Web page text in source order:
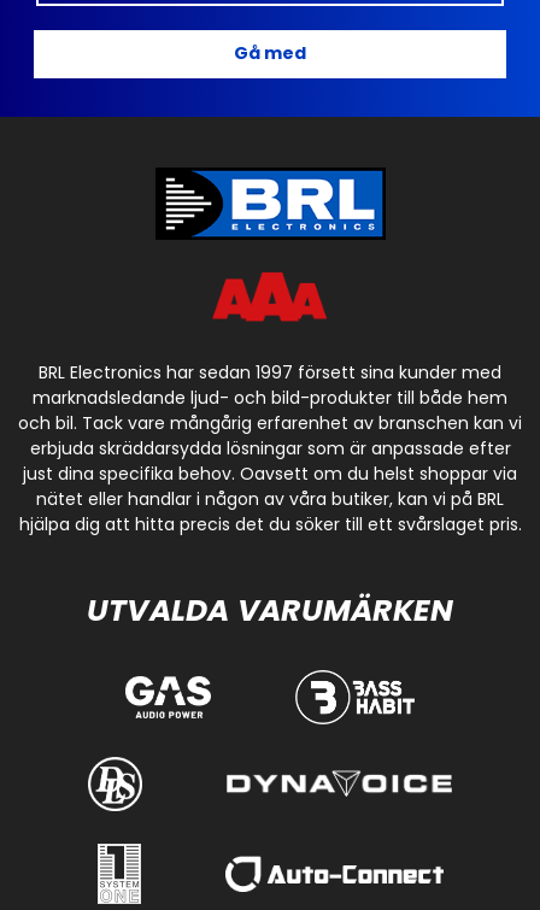
Gå med
BRL Electronics har sedan 1997 försett sina kunder med
marknadsledande ljud- och bild-produkter till både hem
och bil. Tack vare mångårig erfarenhet av branschen kan vi
erbjuda skräddarsydda lösningar som är anpassade efter
just dina specifika behov. Oavsett om du helst shoppar via
nätet eller handlar i någon av våra butiker, kan vi på BRL
hjälpa dig att hitta precis det du söker till ett svårslaget pris.
UTVALDA VARUMÄRKEN